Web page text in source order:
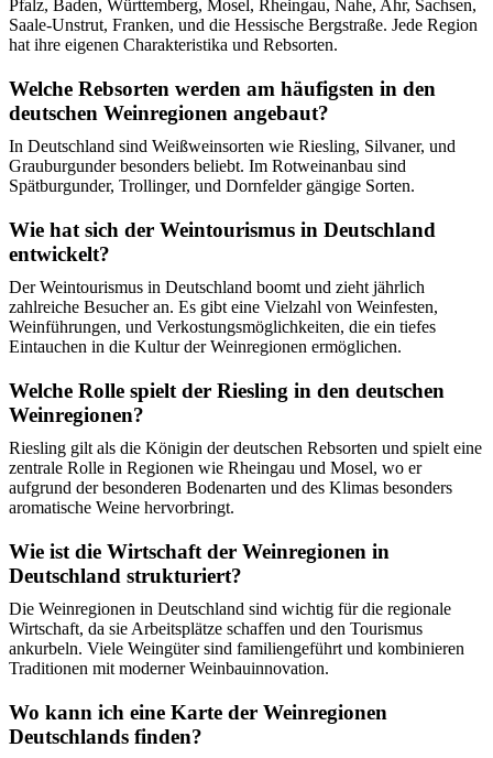
Pfalz, Baden, Württemberg, Mosel, Rheingau, Nahe, Ahr, Sachsen,
Saale-Unstrut, Franken, und die Hessische Bergstraße. Jede Region
hat ihre eigenen Charakteristika und Rebsorten.
Welche Rebsorten werden am häufigsten in den
deutschen Weinregionen angebaut?
In Deutschland sind Weißweinsorten wie Riesling, Silvaner, und
Grauburgunder besonders beliebt. Im Rotweinanbau sind
Spätburgunder, Trollinger, und Dornfelder gängige Sorten.
Wie hat sich der Weintourismus in Deutschland
entwickelt?
Der Weintourismus in Deutschland boomt und zieht jährlich
zahlreiche Besucher an. Es gibt eine Vielzahl von Weinfesten,
Weinführungen, und Verkostungsmöglichkeiten, die ein tiefes
Eintauchen in die Kultur der Weinregionen ermöglichen.
Welche Rolle spielt der Riesling in den deutschen
Weinregionen?
Riesling gilt als die Königin der deutschen Rebsorten und spielt eine
zentrale Rolle in Regionen wie Rheingau und Mosel, wo er
aufgrund der besonderen Bodenarten und des Klimas besonders
aromatische Weine hervorbringt.
Wie ist die Wirtschaft der Weinregionen in
Deutschland strukturiert?
Die Weinregionen in Deutschland sind wichtig für die regionale
Wirtschaft, da sie Arbeitsplätze schaffen und den Tourismus
ankurbeln. Viele Weingüter sind familiengeführt und kombinieren
Traditionen mit moderner Weinbauinnovation.
Wo kann ich eine Karte der Weinregionen
Deutschlands finden?